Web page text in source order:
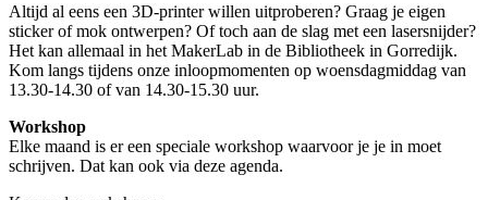
Altijd al eens een 3D-printer willen uitproberen? Graag je eigen
sticker of mok ontwerpen? Of toch aan de slag met een lasersnijder?
Het kan allemaal in het MakerLab in de Bibliotheek in Gorredijk.
Kom langs tijdens onze inloopmomenten op woensdagmiddag van
13.30-14.30 of van 14.30-15.30 uur.
Workshop
Elke maand is er een speciale workshop waarvoor je je in moet
schrijven. Dat kan ook via deze agenda.